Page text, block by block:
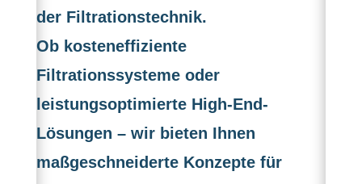
der Filtrationstechnik.
Ob kosteneffiziente
Filtrationssysteme oder
leistungsoptimierte High-End-
Lösungen – wir bieten Ihnen
maßgeschneiderte Konzepte für